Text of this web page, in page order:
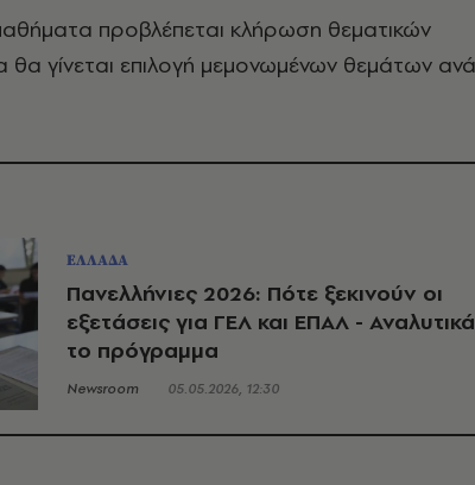
προβλέπεται κλήρωση θεματικών
γίνεται επιλογή μεμονωμένων θεμάτων ανά
ΕΛΛΑΔΑ
Πανελλήνιες 2026: Πότε ξεκινούν οι
εξετάσεις για ΓΕΛ και ΕΠΑΛ - Αναλυτικά
το πρόγραμμα
Newsroom 05.05.2026, 12:30